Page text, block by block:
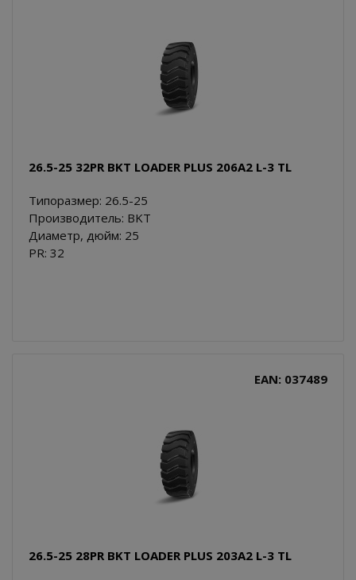
26.5-25 32PR BKT LOADER PLUS 206A2 L-3 TL
Типоразмер: 26.5-25
Производитель: BKT
Диаметр, дюйм: 25
PR: 32
EAN: 037489
26.5-25 28PR BKT LOADER PLUS 203A2 L-3 TL